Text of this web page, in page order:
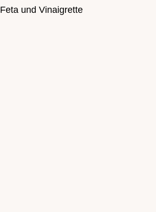
Feta und Vinaigrette